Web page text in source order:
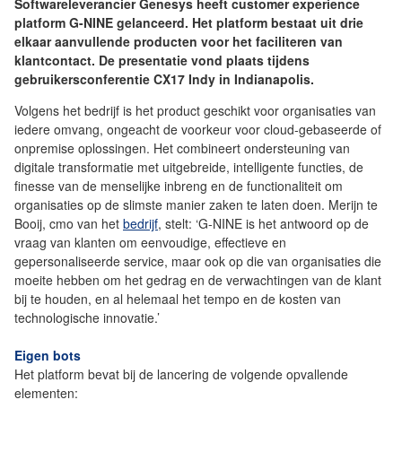
Softwareleverancier Genesys heeft customer experience
platform G-NINE gelanceerd. Het platform bestaat uit drie
elkaar aanvullende producten voor het faciliteren van
klantcontact. De presentatie vond plaats tijdens
gebruikersconferentie CX17 Indy in Indianapolis.
Volgens het bedrijf is het product geschikt voor organisaties van
iedere omvang, ongeacht de voorkeur voor cloud-gebaseerde of
onpremise oplossingen. Het combineert ondersteuning van
digitale transformatie met uitgebreide, intelligente functies, de
finesse van de menselijke inbreng en de functionaliteit om
organisaties op de slimste manier zaken te laten doen. Merijn te
Booij, cmo van het bedrijf, stelt: ‘G-NINE is het antwoord op de
vraag van klanten om eenvoudige, effectieve en
gepersonaliseerde service, maar ook op die van organisaties die
moeite hebben om het gedrag en de verwachtingen van de klant
bij te houden, en al helemaal het tempo en de kosten van
technologische innovatie.’
Eigen bots
Het platform bevat bij de lancering de volgende opvallende
elementen: